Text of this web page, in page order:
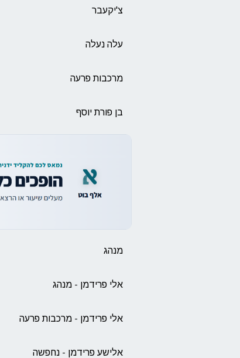
צ'יקעבר
עלה נעלה
מרכבות פרעה
בן פורת יוסף
מנהג
אלי פרידמן - מנהג
אלי פרידמן - מרכבות פרעה
אלישע פרידמן - נחפשה